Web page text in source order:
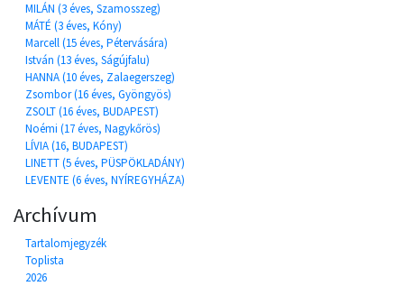
MILÁN (3 éves, Szamosszeg)
MÁTÉ (3 éves, Kóny)
Marcell (15 éves, Pétervására)
István (13 éves, Ságújfalu)
HANNA (10 éves, Zalaegerszeg)
Zsombor (16 éves, Gyöngyös)
ZSOLT (16 éves, BUDAPEST)
Noémi (17 éves, Nagykőrös)
LÍVIA (16, BUDAPEST)
LINETT (5 éves, PÜSPÖKLADÁNY)
LEVENTE (6 éves, NYÍREGYHÁZA)
Archívum
Tartalomjegyzék
Toplista
2026